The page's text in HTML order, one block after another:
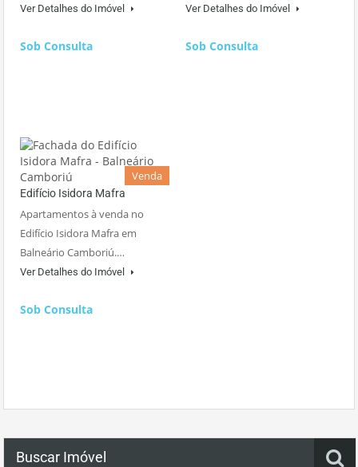
Ver Detalhes do Imóvel
Sob Consulta
Ver Detalhes do Imóvel
Sob Consulta
Venda
Edifício Isidora Mafra
Apartamentos à venda no
Edifício Isidora Mafra em
Balneário Camboriú.…
Ver Detalhes do Imóvel
Sob Consulta
Buscar Imóvel